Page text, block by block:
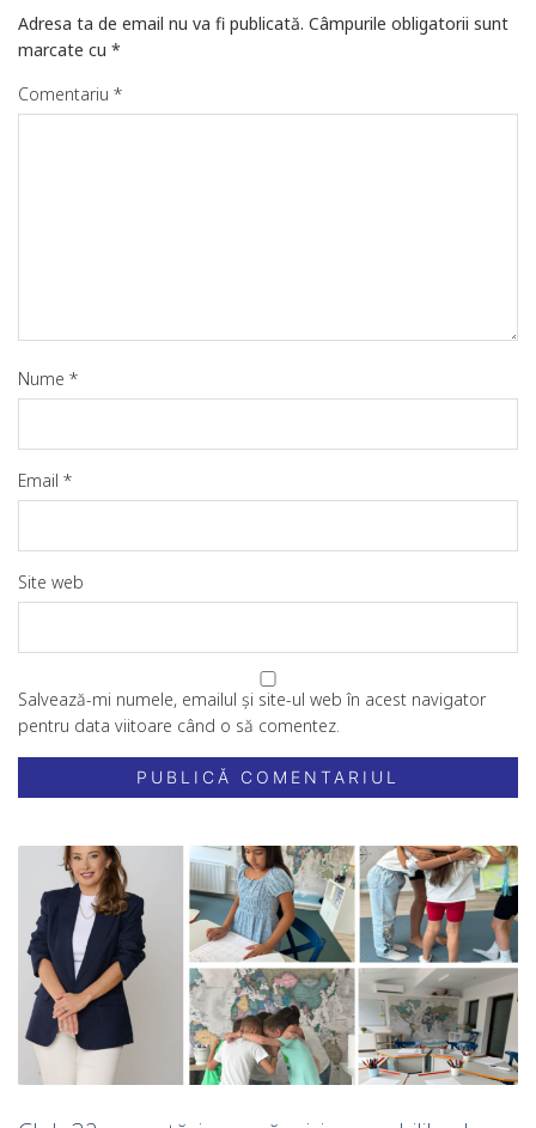
Adresa ta de email nu va fi publicată. Câmpurile obligatorii sunt
marcate cu *
Comentariu *
Nume *
Email *
Site web
Salvează-mi numele, emailul și site-ul web în acest navigator
pentru data viitoare când o să comentez.